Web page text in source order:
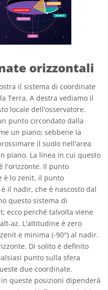
orizzontali
il sistema di coordinate
Terra. A destra vediamo il
locale dell'osservatore.
punto circondato dalla
un piano; sebbene la
il suolo nell'area
piano. La linea in cui questo
l'orizzonte. Il punto
è lo zenit, il punto
il nadir, che è nascosto dal
questo sistema di
ecco perché talvolta viene
az. L'altitudine è zero
e minima (-90°) al nadir.
Di solito è definito
punto sulla sfera
due coordinate.
queste posizioni dipenderà